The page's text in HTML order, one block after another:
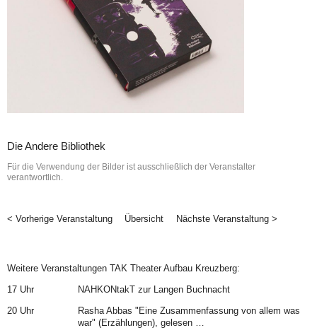
Für die Verwendung der Bilder ist ausschließlich der Veranstalter
verantwortlich.
Die Andere Bibliothek
< Vorherige Veranstaltung Übersicht Nächste Veranstaltung >
Weitere Veranstaltungen TAK Theater Aufbau Kreuzberg:
17 Uhr
NAHKONtakT zur Langen Buchnacht
20 Uhr
Rasha Abbas "Eine Zusammenfassung von allem was
war" (Erzählungen), gelesen …